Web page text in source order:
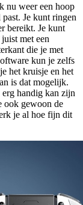
nu weer een hoop
Je kunt ringen
bereikt. Je kunt
met een
die je met
kun je zelfs
het kruisje en het
is dat mogelijk.
handig kan zijn
ook gewoon de
je al hoe fijn dit